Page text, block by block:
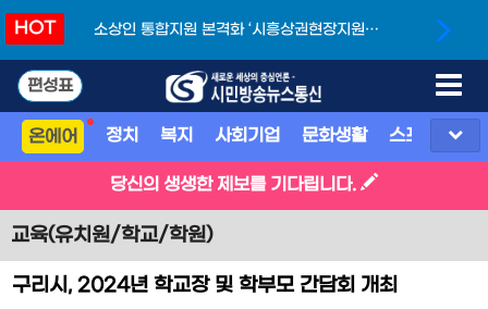
HOT
소상인 통합지원 본격화 ‘시흥상권현장지원단’
편성표
온에어 정치 복지 사회기업 문화생활 스포츠 지
당신의 생생한 제보를 기다립니다.
교육(유치원/학교/학원)
구리시, 2024년 학교장 및 학부모 간담회 개최